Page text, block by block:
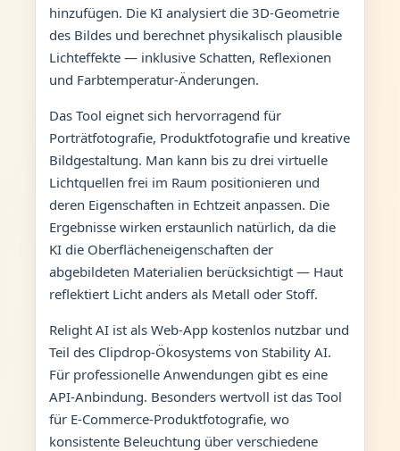
hinzufügen. Die KI analysiert die 3D-Geometrie
des Bildes und berechnet physikalisch plausible
Lichteffekte — inklusive Schatten, Reflexionen
und Farbtemperatur-Änderungen.
Das Tool eignet sich hervorragend für
Porträtfotografie, Produktfotografie und kreative
Bildgestaltung. Man kann bis zu drei virtuelle
Lichtquellen frei im Raum positionieren und
deren Eigenschaften in Echtzeit anpassen. Die
Ergebnisse wirken erstaunlich natürlich, da die
KI die Oberflächeneigenschaften der
abgebildeten Materialien berücksichtigt — Haut
reflektiert Licht anders als Metall oder Stoff.
Relight AI ist als Web-App kostenlos nutzbar und
Teil des Clipdrop-Ökosystems von Stability AI.
Für professionelle Anwendungen gibt es eine
API-Anbindung. Besonders wertvoll ist das Tool
für E-Commerce-Produktfotografie, wo
konsistente Beleuchtung über verschiedene